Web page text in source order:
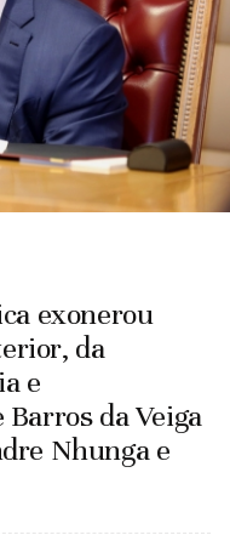
exonerou
da
e
da Veiga
Nhunga e